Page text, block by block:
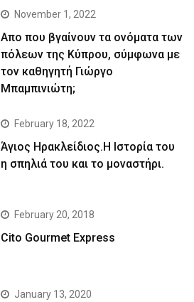
November 1, 2022
Απο που βγαίνουν τα ονόματα των
πόλεων της Κύπρου, σύμφωνα με
τον καθηγητή Γιώργο
Μπαμπινιώτη;
February 18, 2022
Άγιος Ηρακλείδιος.Η Ιστορία του
η σπηλιά του και το μοναστήρι.
February 20, 2018
Cito Gourmet Express
January 13, 2020